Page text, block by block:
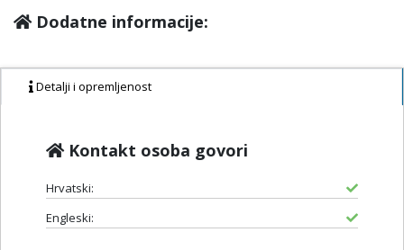
Dodatne informacije:
Detalji i opremljenost
Kontakt osoba govori
Hrvatski:
Engleski: